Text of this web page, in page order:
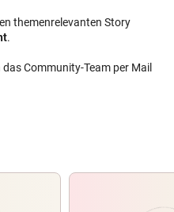
themenrelevanten Story
.
Community-Team per Mail